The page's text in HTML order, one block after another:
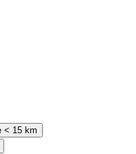
< 15 km